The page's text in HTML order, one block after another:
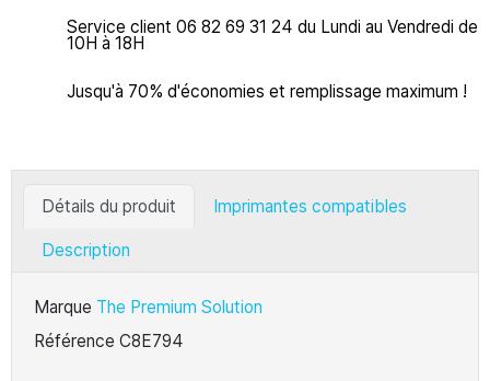
Service client 06 82 69 31 24 du Lundi au Vendredi de
10H à 18H
Jusqu'à 70% d'économies et remplissage maximum !
Détails du produit Imprimantes compatibles
Description
Marque The Premium Solution
Référence C8E794